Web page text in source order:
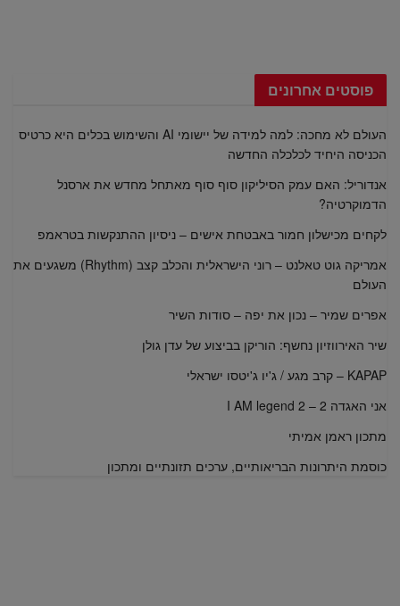
פוסטים אחרונים
העולם לא מחכה: למה למידה של יישומי AI והשימוש בכלים היא כרטיס
הכניסה היחיד לכלכלה החדשה
אנדוריל: האם עמק הסיליקון סוף סוף מאתחל מחדש את ארסנל
הדמוקרטיה?
לקחים מכישלון חמור באבטחת אישים – ניסיון ההתנקשות בטראמפ
אמריקה גוט טאלנט – רוני הישראלית והכלב קצב (Rhythm) משגעים את
העולם
אפרים שמיר – נכון את יפה – סודות השיר
שיר האירווזיון נחשף: הוריקן בביצוע של עדן גולן
KAPAP – קרב מגע / ג'יו ג'יטסו ישראלי
אני האגדה 2 – I AM legend 2
מתכון ראמן אמיתי
כוסמת היתרונות הבריאותיים, ערכים תזונתיים ומתכון